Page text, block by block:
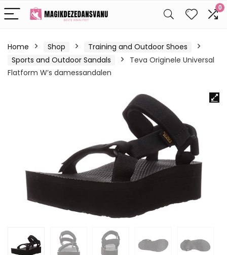
0
Home Shop
Training and Outdoor Shoes
Sports and Outdoor Sandals
Teva Originele Universal
Flatform W’s damessandalen